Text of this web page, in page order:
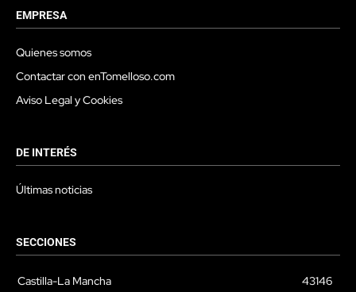
EMPRESA
Quienes somos
Contactar con enTomelloso.com
Aviso Legal y Cookies
DE INTERÉS
Últimas noticias
SECCIONES
Castilla-La Mancha
43146